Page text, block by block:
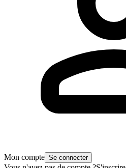
Mon compte Se connecter